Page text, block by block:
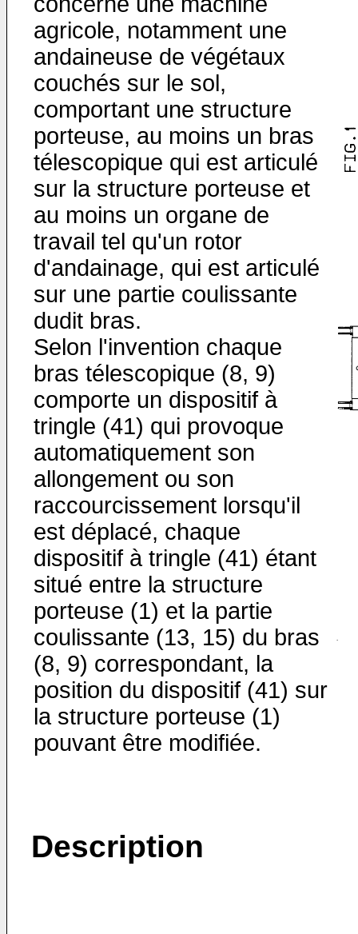
agricole, notamment une
andaineuse de végétaux
couchés sur le sol,
comportant une structure
porteuse, au moins un bras
télescopique qui est articulé
sur la structure porteuse et
au moins un organe de
travail tel qu'un rotor
d'andainage, qui est articulé
sur une partie coulissante
dudit bras.
Selon l'invention chaque
bras télescopique (8, 9)
comporte un dispositif à
tringle (41) qui provoque
automatiquement son
allongement ou son
raccourcissement lorsqu'il
est déplacé, chaque
dispositif à tringle (41) étant
situé entre la structure
porteuse (1) et la partie
coulissante (13, 15) du bras
(8, 9) correspondant, la
position du dispositif (41) sur
la structure porteuse (1)
pouvant être modifiée.
Description